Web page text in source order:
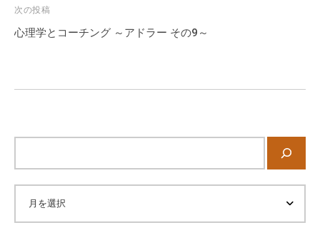
ビ
ゲ
ョ
次の投稿
心理学とコーチング ～アドラー その9～
索